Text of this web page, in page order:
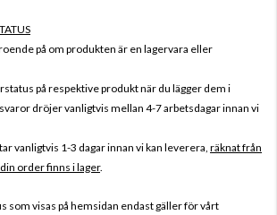
på om produkten är en lagervara eller
på respektive produkt när du lägger dem i
dröjer vanligtvis mellan 4-7 arbetsdagar innan vi
vanligtvis 1-3 dagar innan vi kan leverera, räknat från
order finns i lager.
som visas på hemsidan endast gäller för vårt